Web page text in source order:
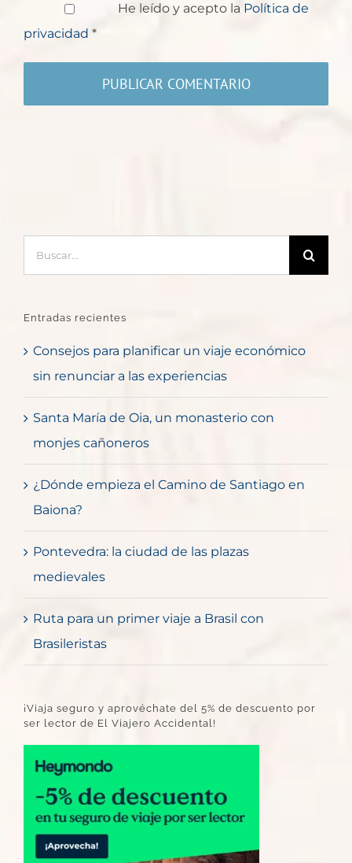
He leído y acepto la Política de
privacidad *
Entradas recientes
Consejos para planificar un viaje económico
sin renunciar a las experiencias
Santa María de Oia, un monasterio con
monjes cañoneros
¿Dónde empieza el Camino de Santiago en
Baiona?
Pontevedra: la ciudad de las plazas
medievales
Ruta para un primer viaje a Brasil con
Brasileristas
¡Viaja seguro y aprovéchate del 5% de descuento por
ser lector de El Viajero Accidental!